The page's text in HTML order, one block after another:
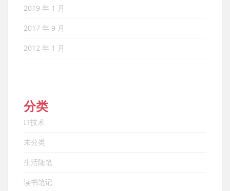
2019 年 1 月
2017 年 9 月
2012 年 1 月
分类
IT技术
未分类
生活随笔
读书笔记